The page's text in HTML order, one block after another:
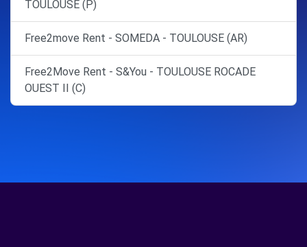
TOULOUSE (P)
Free2move Rent - SOMEDA - TOULOUSE (AR)
Free2Move Rent - S&You - TOULOUSE ROCADE
OUEST II (C)